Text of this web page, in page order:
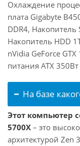
Охлаждение
плата Gigabyte
DDR4, Накопитель
Накопитель HDD
nVidia GeForce
питания ATX 350Вт
На базе
Этот компьютер
5700X – это
архитектурой Zen